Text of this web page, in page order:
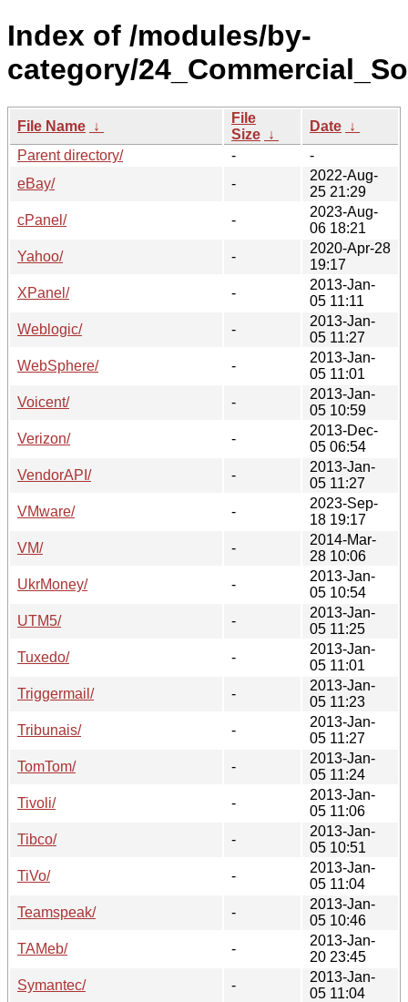
Index of /modules/by-
category/
File Name ↓
File
Size ↓
Date ↓
Parent directory/
-
-
eBay/
-
2022-Aug-
25 21:29
cPanel/
-
2023-Aug-
06 18:21
Yahoo/
-
2020-Apr-28
19:17
XPanel/
-
2013-Jan-
05 11:11
Weblogic/
-
2013-Jan-
05 11:27
WebSphere/
-
2013-Jan-
05 11:01
Voicent/
-
2013-Jan-
05 10:59
Verizon/
-
2013-Dec-
05 06:54
VendorAPI/
-
2013-Jan-
05 11:27
VMware/
-
2023-Sep-
18 19:17
VM/
-
2014-Mar-
28 10:06
UkrMoney/
-
2013-Jan-
05 10:54
UTM5/
-
2013-Jan-
05 11:25
Tuxedo/
-
2013-Jan-
05 11:01
Triggermail/
-
2013-Jan-
05 11:23
Tribunais/
-
2013-Jan-
05 11:27
TomTom/
-
2013-Jan-
05 11:24
Tivoli/
-
2013-Jan-
05 11:06
Tibco/
-
2013-Jan-
05 10:51
TiVo/
-
2013-Jan-
05 11:04
Teamspeak/
-
2013-Jan-
05 10:46
TAMeb/
-
2013-Jan-
20 23:45
Symantec/
-
2013-Jan-
05 11:04